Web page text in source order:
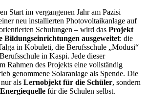
Start im vergangenen Jahr am Pazisi
neu installierten Photovoltaikanlage auf
Schulungen – wird das Projekt
Bildungseinrichtungen ausgeweitet: die
in Kobuleti, die Berufsschule „Modusi“
in Kaspi. Jede dieser
Rahmen des Projekts eine vollständig
genommene Solaranlage als Spende. Die
als Lernobjekt für die Schüler, sondern
für die Schulen selbst.